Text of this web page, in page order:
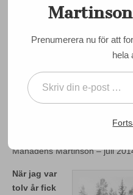
Ett författarskap som
Semir Susic
–
2014
0 Comments
Månadens Martinson – juli
När jag var
tolv år fick
Prenumerera nu för att
hela